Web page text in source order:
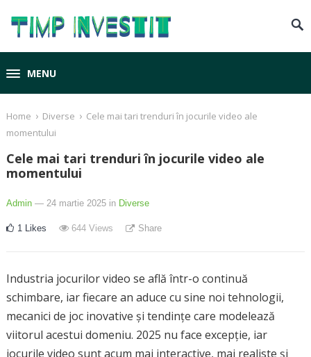
MENU
Home › Diverse › Cele mai tari trenduri în jocurile video ale
momentului
Cele mai tari trenduri în jocurile video ale
momentului
Admin — 24 martie 2025 in Diverse
1 Likes 644Views Share
Industria jocurilor video se află într-o continuă
schimbare, iar fiecare an aduce cu sine noi tehnologii,
mecanici de joc inovative și tendințe care modelează
viitorul acestui domeniu. 2025 nu face excepție, iar
jocurile video sunt acum mai interactive, mai realiste și